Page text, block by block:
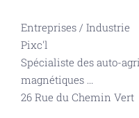
Entreprises / Industrie
Pixc'l
Spécialiste des auto-
magnétiques ...
26 Rue du Chemin Vert